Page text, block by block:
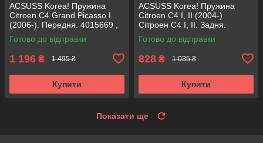
ACSUSS Korea! Пружина
Citroen C4 Grand Picasso I
(2006-). Передня. 4015669 ,
RA3561 , 993299. Аксусс
Корея
Готово до відправки
1 196 ₴ 1 495 ₴
Купити
ACSUSS Korea! Пружина
Citroen C4 I, II (2004-)
Сітроен С4 I, II. Задня.
4266715 , RH6097 , 996669.
Аксусс Корея
Готово до відправки
828 ₴ 1 035 ₴
Купити
Показати ще